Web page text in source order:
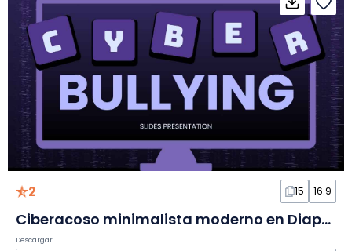
2 15 16:9
Ciberacoso minimalista moderno en Diapositivas
Descargar